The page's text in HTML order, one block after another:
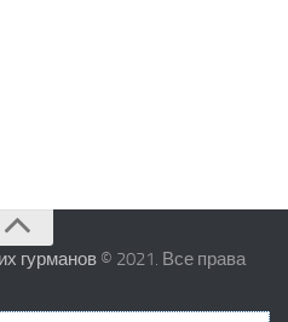
гурманов © 2021. Все права